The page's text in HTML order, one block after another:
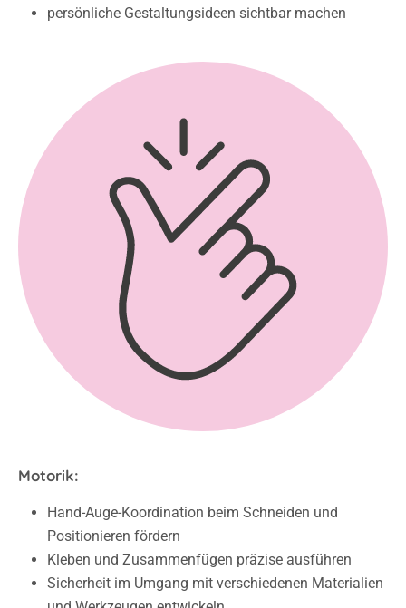
persönliche Gestaltungsideen sichtbar machen
Motorik:
Hand-Auge-Koordination beim Schneiden und
Positionieren fördern
Kleben und Zusammenfügen präzise ausführen
Sicherheit im Umgang mit verschiedenen Materialien